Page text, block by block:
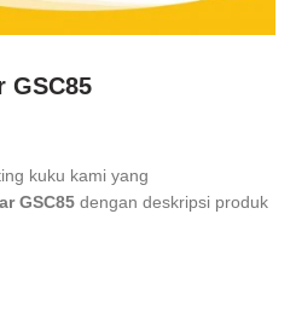
GSC85
kuku kami yang
GSC85 dengan deskripsi produk